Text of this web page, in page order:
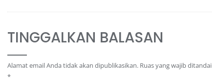
TINGGALKAN BALASAN
Alamat email Anda tidak akan dipublikasikan. Ruas yang wajib ditandai